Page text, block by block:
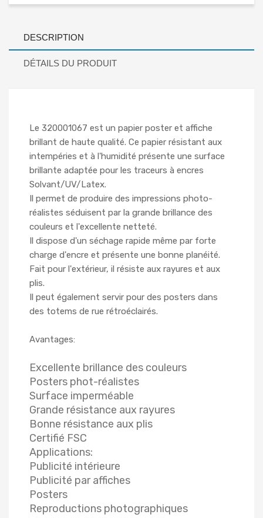
DESCRIPTION
DÉTAILS DU PRODUIT
Le 320001067 est un papier poster et affiche
brillant de haute qualité. Ce papier résistant aux
intempéries et à l'humidité présente une surface
brillante adaptée pour les traceurs à encres
Solvant/UV/Latex.
Il permet de produire des impressions photo-
réalistes séduisent par la grande brillance des
couleurs et l'excellente netteté.
Il dispose d'un séchage rapide même par forte
charge d'encre et présente une bonne planéité.
Fait pour l'extérieur, il résiste aux rayures et aux
plis.
Il peut également servir pour des posters dans
des totems de rue rétroéclairés.
Avantages:
Excellente brillance des couleurs
Posters phot-réalistes
Surface imperméable
Grande résistance aux rayures
Bonne résistance aux plis
Certifié FSC
Applications:
Publicité intérieure
Publicité par affiches
Posters
Reproductions photographiques